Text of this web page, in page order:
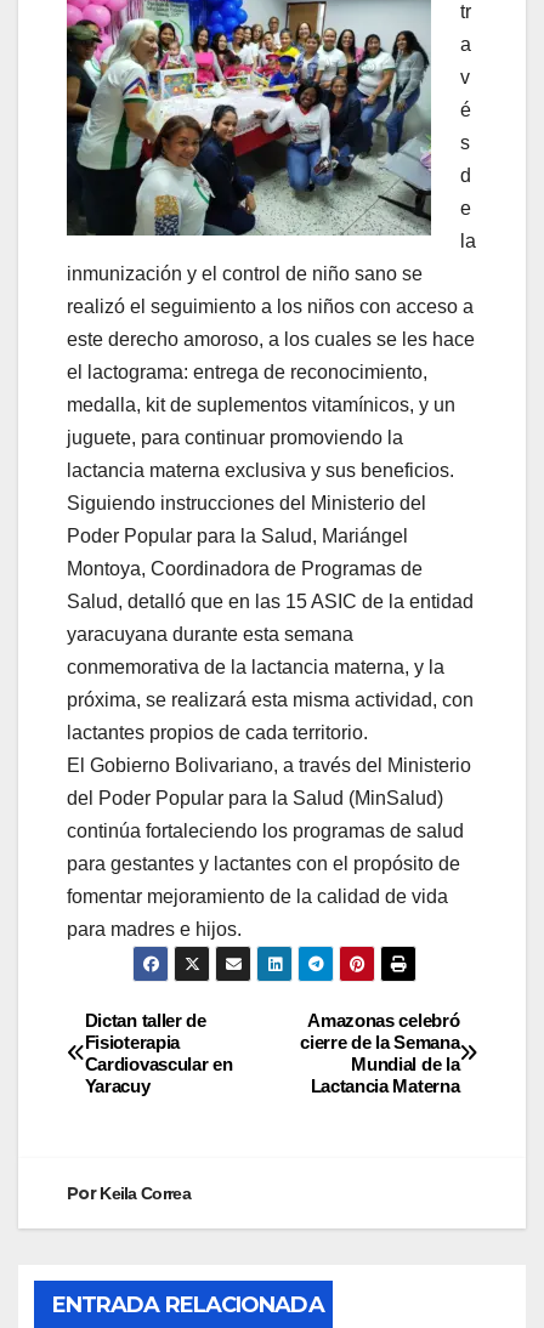
tr
a
v
é
s
d
e
la
inmunización y el control de niño sano se
realizó el seguimiento a los niños con acceso a
este derecho amoroso, a los cuales se les hace
el lactograma: entrega de reconocimiento,
medalla, kit de suplementos vitamínicos, y un
juguete, para continuar promoviendo la
lactancia materna exclusiva y sus beneficios.
Siguiendo instrucciones del Ministerio del
Poder Popular para la Salud, Mariángel
Montoya, Coordinadora de Programas de
Salud, detalló que en las 15 ASIC de la entidad
yaracuyana durante esta semana
conmemorativa de la lactancia materna, y la
próxima, se realizará esta misma actividad, con
lactantes propios de cada territorio.
El Gobierno Bolivariano, a través del Ministerio
del Poder Popular para la Salud (MinSalud)
continúa fortaleciendo los programas de salud
para gestantes y lactantes con el propósito de
fomentar mejoramiento de la calidad de vida
para madres e hijos.
Amazonas celebró
cierre de la Semana
Mundial de la
Lactancia Materna
Dictan taller de
Fisioterapia
Cardiovascular en
Yaracuy
PorKeila Correa
ENTRADA RELACIONADA